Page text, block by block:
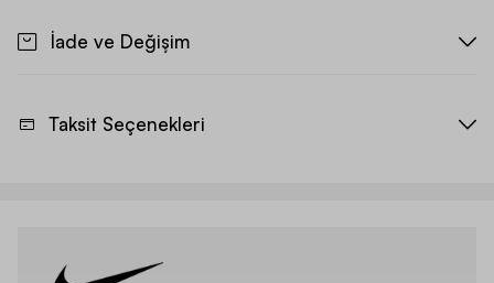
İade ve Değişim
Taksit Seçenekleri